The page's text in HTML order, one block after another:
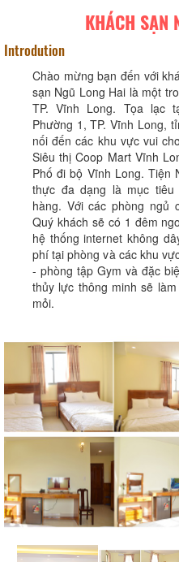
KHÁCH SẠN
Introdution
Chào mừng bạn đến với
sạn Ngũ Long Hai là một
TP. Vĩnh Long. Tọa lạc
Phường 1, TP. Vĩnh Long,
nối đến các khu vực vui
Siêu thị Coop Mart Vĩnh
Phố đi bộ Vĩnh Long. Tiện
thực đa dạng là mục tiêu
hàng. Với các phòng ngủ
Quý khách sẽ có 1 đêm
hệ thống internet không
phí tại phòng và các khu
- phòng tập Gym và đặc
thủy lực thông minh sẽ
mỏi.